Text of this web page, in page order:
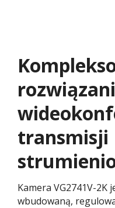
transmisji
Kamera VG2741V-2K
wbudowaną,